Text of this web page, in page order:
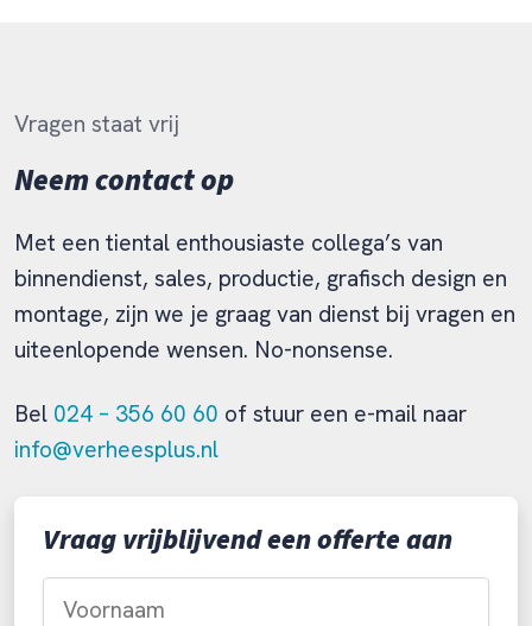
Vragen staat vrij
Neem contact op
Met een tiental enthousiaste collega’s van
binnendienst, sales, productie, grafisch design en
montage, zijn we je graag van dienst bij vragen en
uiteenlopende wensen. No-nonsense.
Bel 024 – 356 60 60 of stuur een e-mail naar
info@verheesplus.nl
Vraag vrijblijvend een offerte aan